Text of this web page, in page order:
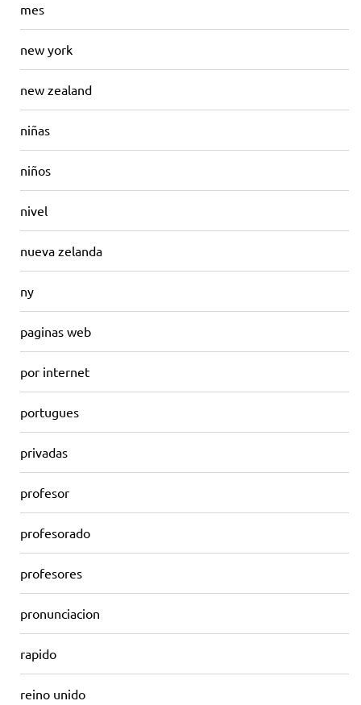
mes
new york
new zealand
niñas
niños
nivel
nueva zelanda
ny
paginas web
por internet
portugues
privadas
profesor
profesorado
profesores
pronunciacion
rapido
reino unido